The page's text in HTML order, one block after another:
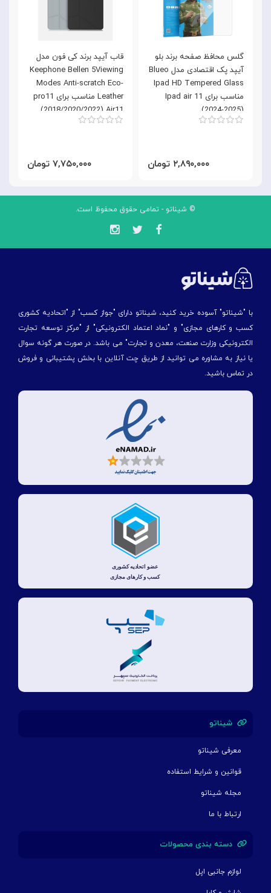
قاب آیپد برند کی فون مدل
Keephone Bellen 5Viewing
Modes Anti-scratch Eco-
Leather مناسب برای pro11
(2018/2020/2022) Air11
(2024-2025)10.9 Air 4/5
۷,۷۵۰,۰۰۰ تومان
گلس محافظ صفحه برند بلو
آیپد پک اقتصادی مدل Blueo
Ipad HD Tempered Glass
مناسب برای Ipad air 11
(2024-2025)
۲,۸۹۰,۰۰۰ تومان
© شیناتو - تمامی حقوق محفوظ است.
با "شیناتو" آسوده خرید کنید، شیناتو دارای "جواز کسب" از "اتحادیه کشوری
کسب و کارهای مجازی" و "نماد اعتماد الکترونیکی" از "مركز توسعه تجارت
الكترونیكی وزارت صنعت، معدن و تجارت" می باشد. در صورت هر گونه سوال
یا نیاز به مشاوره می توانید از طریق چت آنلاین با بخش پشتیبانی و فروش
در تماس باشید.
شیناتو
معرفی شیناتو
قوانین و شرایط استفاده
مجله شیناتو
ارتباط با ما
دسته بندی محصولات
لوازم جانبی اپل